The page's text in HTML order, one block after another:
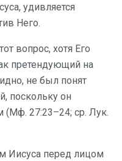
удивляется
Него.
вопрос, хотя Его
претендующий на
не был понят
поскольку он
(Мф. 27:23–24; ср. Лук.
Иисуса перед лицом